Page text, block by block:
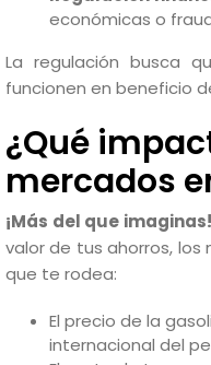
económicas o
La regulación busca
funcionen en beneficio
¿Qué
mercados
¡Más del que imaginas!
valor de tus ahorros,
que te rodea:
El precio de la
internacional del